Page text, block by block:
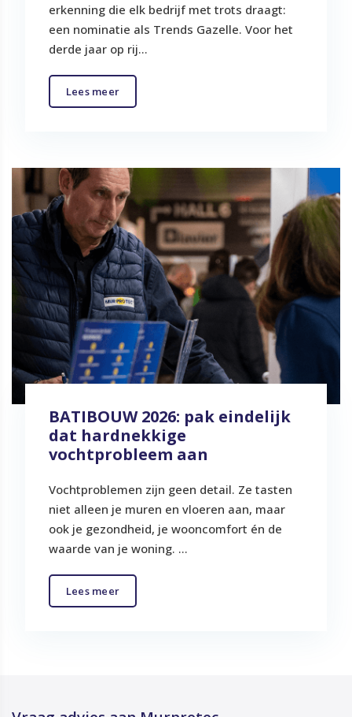
erkenning die elk bedrijf met trots draagt:
een nominatie als Trends Gazelle. Voor het
derde jaar op rij...
Lees meer
BATIBOUW 2026: pak eindelijk
dat hardnekkige
vochtprobleem aan
Vochtproblemen zijn geen detail. Ze tasten
niet alleen je muren en vloeren aan, maar
ook je gezondheid, je wooncomfort én de
waarde van je woning. ...
Lees meer